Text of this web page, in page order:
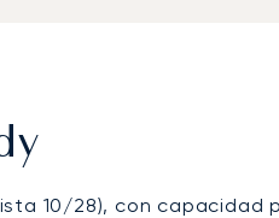
10/28), con capacidad